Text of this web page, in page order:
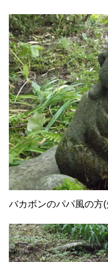
バカボンのパパ風の方(